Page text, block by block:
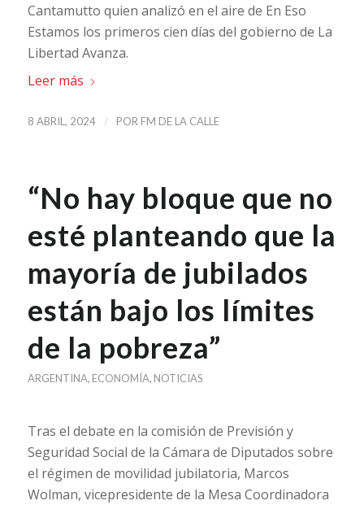
Cantamutto quien analizó en el aire de En Eso
Estamos los primeros cien días del gobierno de La
Libertad Avanza.
Leer más
8 ABRIL, 2024 / POR FM DE LA CALLE
“No hay bloque que no
esté planteando que la
mayoría de jubilados
están bajo los límites
de la pobreza”
ARGENTINA, ECONOMÍA, NOTICIAS
Tras el debate en la comisión de Previsión y
Seguridad Social de la Cámara de Diputados sobre
el régimen de movilidad jubilatoria, Marcos
Wolman, vicepresidente de la Mesa Coordinadora